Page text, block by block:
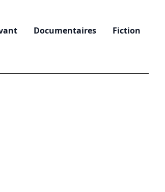
Documentaires Fiction